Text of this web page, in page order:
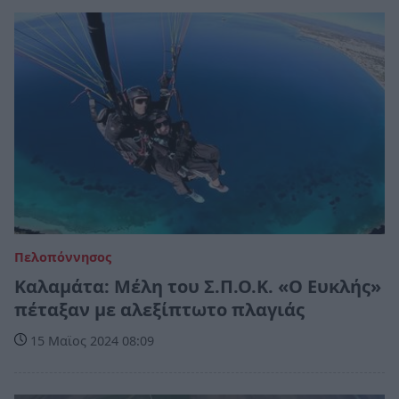
Πελοπόννησος
Καλαμάτα: Μέλη του Σ.Π.Ο.Κ. «Ο Ευκλής»
πέταξαν με αλεξίπτωτο πλαγιάς
15 Μαϊος 2024 08:09